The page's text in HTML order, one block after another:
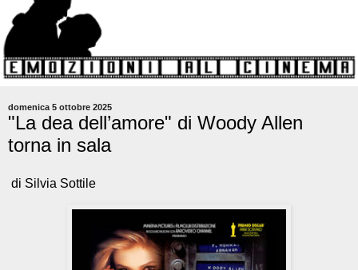
domenica 5 ottobre 2025
"La dea dell’amore" di Woody Allen
torna in sala
di Silvia Sottile